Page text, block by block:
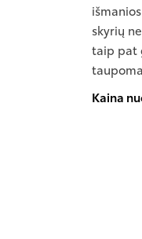
skyrių
taip pat
Kaina